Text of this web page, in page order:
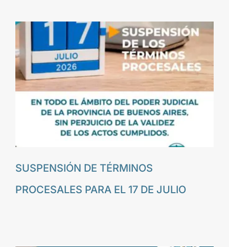
SUSPENSIÓN DE TÉRMINOS
PROCESALES PARA EL 17 DE JULIO